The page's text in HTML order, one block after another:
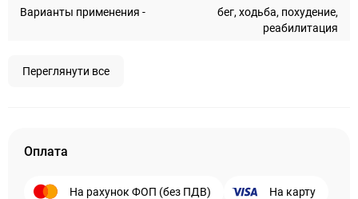
Варианты применения -
бег, ходьба, похудение,
реабилитация
Переглянути все
Оплата
На рахунок ФОП (без ПДВ) На карту